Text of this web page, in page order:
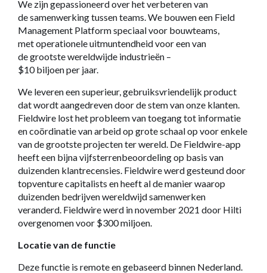
We zijn gepassioneerd over het verbeteren van
de samenwerking tussen teams. We bouwen een Field
Management Platform speciaal voor bouwteams,
met operationele uitmuntendheid voor een van
de grootste wereldwijde industrieën –
$10 biljoen per jaar.
We leveren een superieur, gebruiksvriendelijk product
dat wordt aangedreven door de stem van onze klanten.
Fieldwire lost het probleem van toegang tot informatie
en coördinatie van arbeid op grote schaal op voor enkele
van de grootste projecten ter wereld. De Fieldwire-app
heeft een bijna vijfsterrenbeoordeling op basis van
duizenden klantrecensies. Fieldwire werd gesteund door
topventure capitalists en heeft al de manier waarop
duizenden bedrijven wereldwijd samenwerken
veranderd. Fieldwire werd in november 2021 door Hilti
overgenomen voor $300 miljoen.
Locatie van de functie
Deze functie is remote en gebaseerd binnen Nederland.